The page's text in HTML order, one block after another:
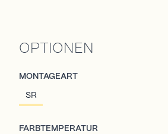
OPTIONEN
MONTAGEART
SR
FARBTEMPERATUR